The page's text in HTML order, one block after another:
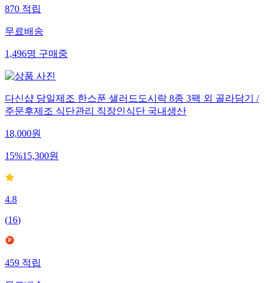
870적립
무료배송
1,496명구매중
다신샵 당일제조 한스푼 샐러드도시락 8종 3팩 외 골라담기 /
주문후제조 식단관리 직장인식단 국내생산
18,000원
15%15,300원
4.8
(16)
459적립